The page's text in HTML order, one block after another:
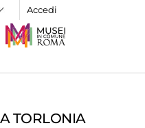
Accedi
TORLONIA